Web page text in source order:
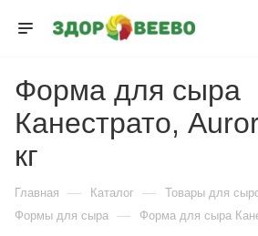
Форма для сыра
Канестрато,
кг
Главная — Каталог — Товары для
Формы для сыра — Форма для сыра